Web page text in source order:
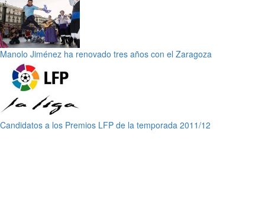
Manolo Jiménez ha renovado tres años con el Zaragoza
Candidatos a los Premios LFP de la temporada 2011/12